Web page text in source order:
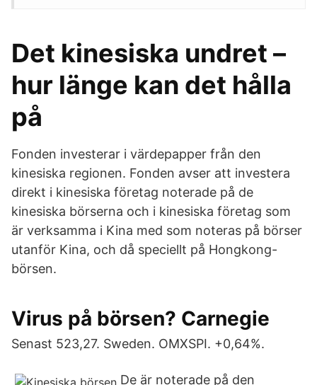
Det kinesiska undret –
hur länge kan det hålla
på
Fonden investerar i värdepapper från den
kinesiska regionen. Fonden avser att investera
direkt i kinesiska företag noterade på de
kinesiska börserna och i kinesiska företag som
är verksamma i Kina med som noteras på börser
utanför Kina, och då speciellt på Hongkong-
börsen.
Virus på börsen? Carnegie
Senast 523,27. Sweden. OMXSPI. +0,64%.
De är noterade på den